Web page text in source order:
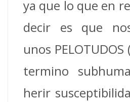
ya que lo que en
decir es que
unos
termino
herir